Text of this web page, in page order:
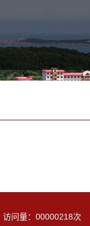
访问量： 00000218次